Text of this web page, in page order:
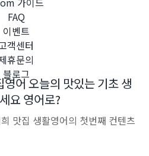
FAQ
이벤트
객센터
휴문의
블로그
어 오늘의 맛있는 기초 생
요 영어로?
맛집 생활영어의 첫번째 컨텐츠